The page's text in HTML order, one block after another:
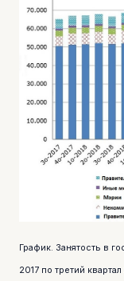
График. Занятость в
2017 по третий